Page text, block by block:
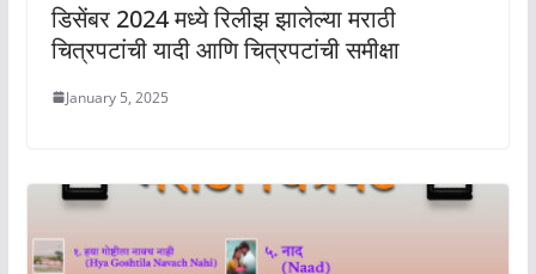
डिसेंबर 2024 मध्ये रिलीझ झालेल्या मराठी
चित्रपटांची यादी आणि चित्रपटांची समीक्षा
January 5, 2025